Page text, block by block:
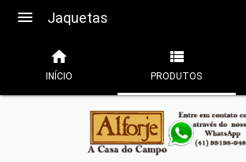
Jaquetas
INÍCIO PRODUTOS